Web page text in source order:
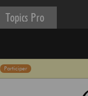
Topics Pro
Participer